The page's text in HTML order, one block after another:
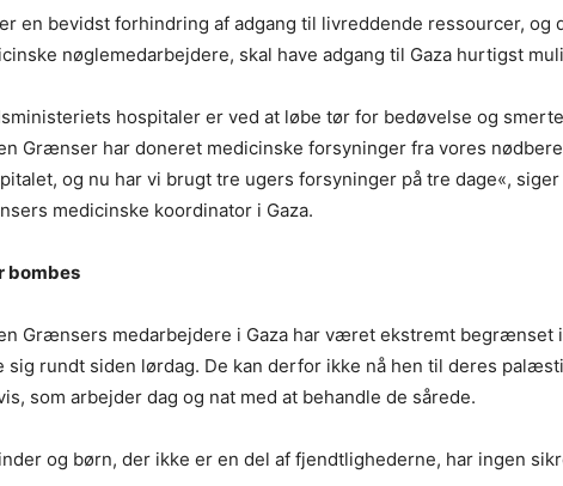
en bevidst forhindring af adgang til livreddende ressourcer, og
nøglemedarbejdere, skal have adgang til Gaza hurtigst
hospitaler er ved at løbe tør for bedøvelse og
Grænser har doneret medicinske forsyninger fra vores
og nu har vi brugt tre ugers forsyninger på tre dage«,
medicinske koordinator i Gaza.
bombes
Grænsers medarbejdere i Gaza har været ekstremt begrænset
sig rundt siden lørdag. De kan derfor ikke nå hen til deres
som arbejder dag og nat med at behandle de sårede.
og børn, der ikke er en del af fjendtlighederne, har ingen